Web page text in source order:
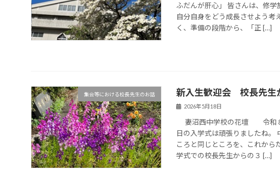
ふだんが肝心」 皆さんは、修学
自分自身をどう成長させよう考
く、準備の段階から、「正 […]
集会等における校長先生のお話 新入生歓迎会 校長先生
2026年5月18日
妻沼西中学校の花壇 令和８
日の入学式は頑張りましたね。
ころと同じところを、これから
学式での校長先生からの３ […]